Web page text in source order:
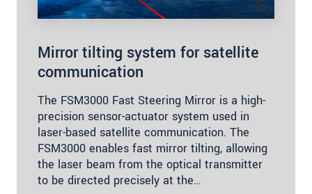
Mirror tilting system for satellite
communication
The FSM3000 Fast Steering Mirror is a high-
precision sensor-actuator system used in
laser-based satellite communication. The
FSM3000 enables fast mirror tilting, allowing
the laser beam from the optical transmitter
to be directed precisely at the…